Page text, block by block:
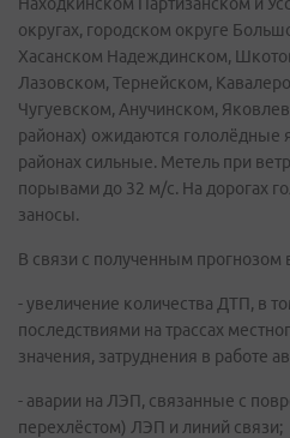
округах, городском округе
Хасанском Надеждинском,
Лазовском, Тернейском,
Чугуевском, Анучинском,
районах) ожидаются гололёдные
районах сильные. Метель при
порывами до 32 м/с. На дорогах
заносы.
В связи с полученным
- увеличение количества ДТП, в
последствиями на трассах
значения, затруднения в работе
- аварии на ЛЭП, связанные с
перехлёстом) ЛЭП и линий связи;